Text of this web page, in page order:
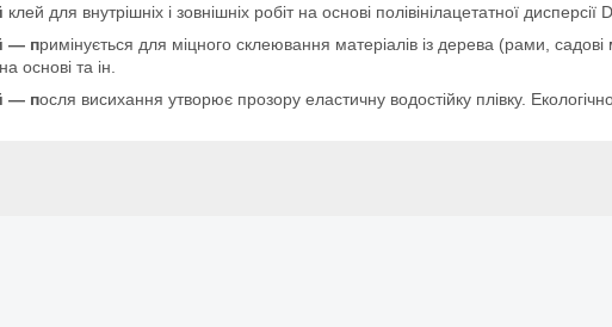
клей для внутрішніх і зовнішніх робіт на основі полівінілацетатної дисперсії
— примінується для міцного склеювання матеріалів із дерева (рами,
основі та ін.
— посля висихання утворює прозору еластичну водостійку плівку.